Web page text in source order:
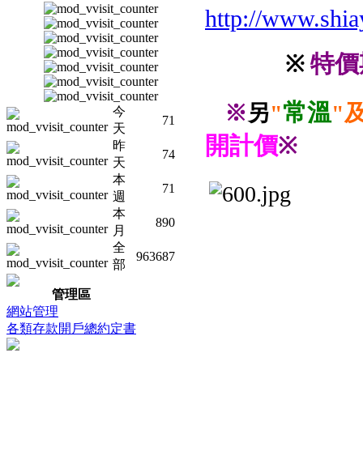
今
天
71
昨
天
74
本
週
71
本
月
890
全
部
963687
管理區
網站管理
各類存款開戶總約定書
http://
※ 特
※另"常溫"
開計價※